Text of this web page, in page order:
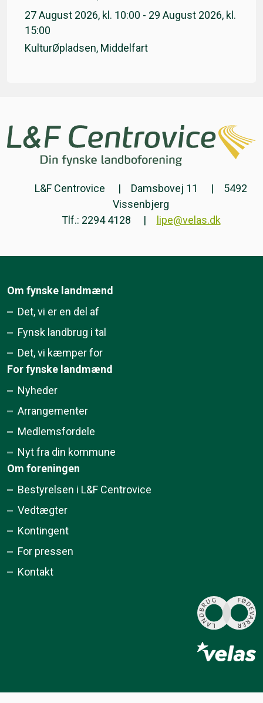
27 August 2026, kl. 10:00 - 29 August 2026, kl.
15:00
KulturØpladsen, Middelfart
L&F Centrovice Damsbovej 11
5492
Vissenbjerg
Tlf.: 2294 4128
lipe@velas.dk
Om fynske landmænd
Det, vi er en del af
Fynsk landbrug i tal
Det, vi kæmper for
For fynske landmænd
Nyheder
Arrangementer
Medlemsfordele
Nyt fra din kommune
Om foreningen
Bestyrelsen i L&F Centrovice
Vedtægter
Kontingent
For pressen
Kontakt